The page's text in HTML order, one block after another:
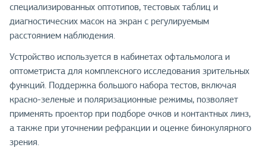
специализированных оптотипов, тестовых таблиц и
диагностических масок на экран с регулируемым
расстоянием наблюдения.
Устройство используется в кабинетах офтальмолога и
оптометриста для комплексного исследования зрительных
функций. Поддержка большого набора тестов, включая
красно-зеленые и поляризационные режимы, позволяет
применять проектор при подборе очков и контактных линз,
а также при уточнении рефракции и оценке бинокулярного
зрения.